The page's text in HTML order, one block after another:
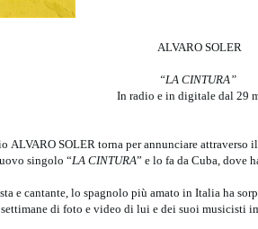
ALVARO SOLER
“LA CINTURA”
In radio e in digitale dal 29
ALVARO SOLER torna per annunciare
singolo “LA CINTURA” e lo fa da Cuba, dove
e cantante, lo spagnolo più amato in Italia ha
di foto e video di lui e dei suoi musicisti